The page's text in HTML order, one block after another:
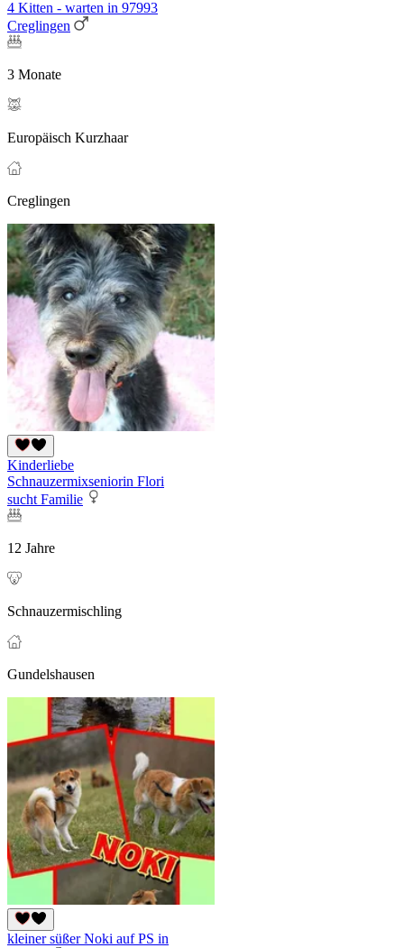
4 Kitten - warten in 97993
Creglingen
3 Monate
Europäisch Kurzhaar
Creglingen
Kinderliebe
Schnauzermixseniorin Flori
sucht Familie
12 Jahre
Schnauzermischling
Gundelshausen
kleiner süßer Noki auf PS in